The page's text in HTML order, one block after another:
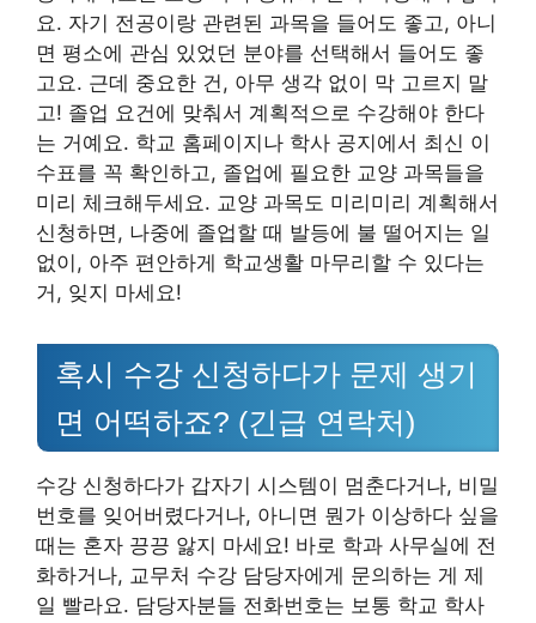
요. 자기 전공이랑 관련된 과목을 들어도 좋고, 아니
면 평소에 관심 있었던 분야를 선택해서 들어도 좋
고요. 근데 중요한 건, 아무 생각 없이 막 고르지 말
고! 졸업 요건에 맞춰서 계획적으로 수강해야 한다
는 거예요. 학교 홈페이지나 학사 공지에서 최신 이
수표를 꼭 확인하고, 졸업에 필요한 교양 과목들을
미리 체크해두세요. 교양 과목도 미리미리 계획해서
신청하면, 나중에 졸업할 때 발등에 불 떨어지는 일
없이, 아주 편안하게 학교생활 마무리할 수 있다는
거, 잊지 마세요!
혹시 수강 신청하다가 문제 생기
면 어떡하죠? (긴급 연락처)
수강 신청하다가 갑자기 시스템이 멈춘다거나, 비밀
번호를 잊어버렸다거나, 아니면 뭔가 이상하다 싶을
때는 혼자 끙끙 앓지 마세요! 바로 학과 사무실에 전
화하거나, 교무처 수강 담당자에게 문의하는 게 제
일 빨라요. 담당자분들 전화번호는 보통 학교 학사